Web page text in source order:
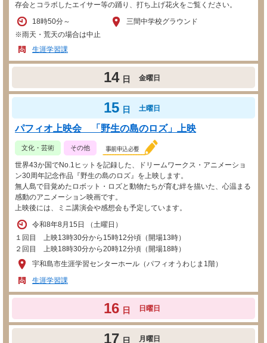
存会とコラボしたエイサー等の踊り、打ち上げ花火をご覧ください。
18時50分～
※雨天・荒天の場合は中止
三間中学校グラウンド
生涯学習課
14 日 金曜日
15 日 土曜日
パフィオ上映会 「野生の島のロズ」上映
文化・芸術 その他
世界43か国でNo.1ヒットを記録した、ドリームワークス・アニメーショ
ン30周年記念作品『野生の島のロズ』を上映します。
無人島で目覚めたロボット・ロズと動物たちが育む絆を描いた、心温まる
感動のアニメーション映画です。
上映後には、ミニ講演会や感想会も予定しています。
令和8年8月15日 （土曜日）
１回目 上映13時30分から15時12分頃（開場13時）
２回目 上映18時30分から20時12分頃（開場18時）
宇和島市生涯学習センターホール（パフィオうわじま1階）
生涯学習課
16 日 日曜日
17 日 月曜日